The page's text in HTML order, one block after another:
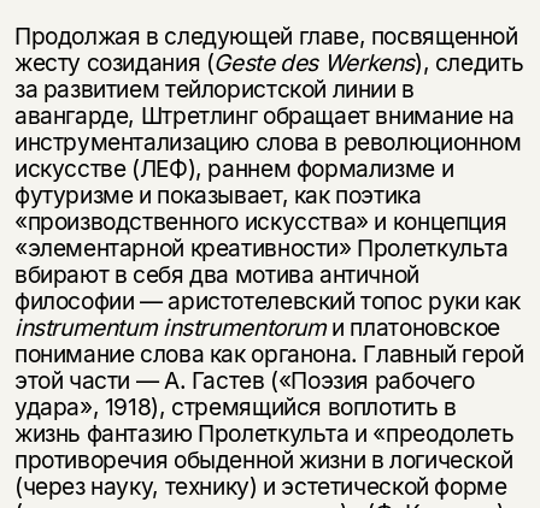
Продолжая в следующей главе, посвященной
жесту созидания (Geste des Werkens), следить
за развитием тейлористской линии в
авангарде, Штретлинг обращает внимание на
инструментализацию слова в революционном
искусстве (ЛЕФ), раннем формализме и
футуризме и показывает, как поэтика
«производственного искусства» и концепция
«элементарной креативности» Пролеткульта
вбирают в себя два мотива античной
философии — аристотелевский топос руки как
instrumentum instrumentorumи платоновское
понимание слова как органона. Главный герой
этой части — А. Гастев («Поэзия рабочего
удара», 1918), стремящийся воплотить в
жизнь фантазию Пролеткульта и «преодолеть
противоречия обыденной жизни в логической
(через науку, технику) и эстетической форме
Я соглашаюсь сПолитикой конфиденциальности
подписаться
Я соглашаюсь сПолитикой конфиденциальности
подписаться
Скажите, пожалуйста,
вам уже исполнилось 18 лет?
да
нет, вернуться назад